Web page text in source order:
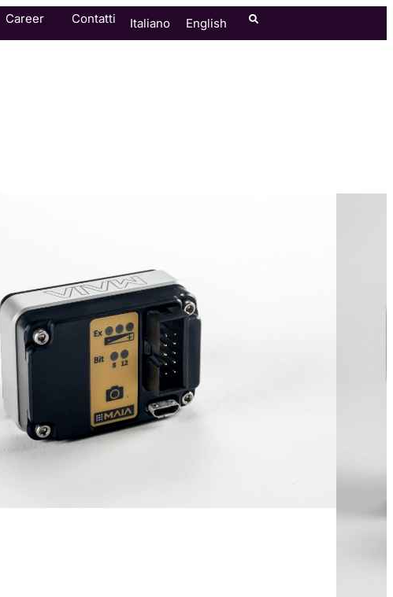
Career Contatti Italiano English
2 bande
camera multispettrale leggera e modulare per droni,
di precisione e monitoraggio ambientale con
APPLICAZIONE
offerta